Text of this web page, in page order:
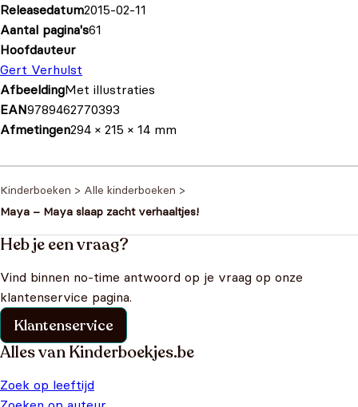
Releasedatum2015-02-11
Aantal pagina's61
Hoofdauteur
Gert Verhulst
AfbeeldingMet illustraties
EAN9789462770393
Afmetingen294 × 215 × 14 mm
Kinderboeken > Alle kinderboeken >
Maya – Maya slaap zacht verhaaltjes!
Heb je een vraag?
Vind binnen no-time antwoord op je vraag op onze
klantenservice pagina.
Klantenservice
Alles van Kinderboekjes.be
Zoek op leeftijd